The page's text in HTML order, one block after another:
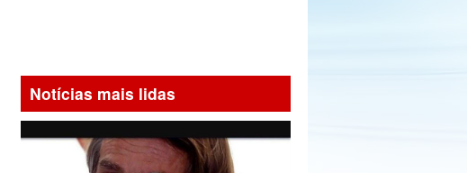
Notícias mais lidas